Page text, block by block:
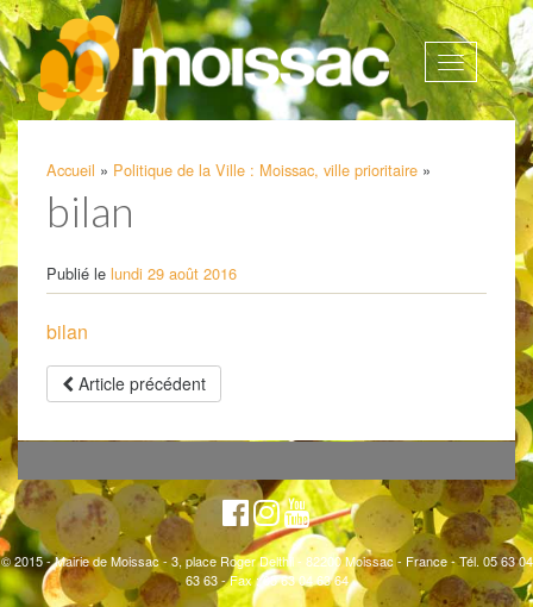
Afficher
la
Accueil » Politique de la Ville : Moissac, ville prioritaire »
bilan
Publié le lundi 29 août 2016
bilan
Article précédent
© 2015 - Mairie de Moissac - 3, place Roger Delthil - 82200 Moissac - France - Tél. 05 63 04
63 63 - Fax : 05 63 04 63 64